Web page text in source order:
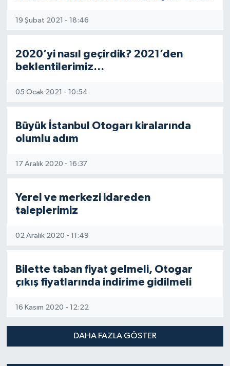
19 Şubat 2021 - 18:46
2020’yi nasıl geçirdik? 2021’den
beklentilerimiz…
05 Ocak 2021 - 10:54
Büyük İstanbul Otogarı kiralarında
olumlu adım
17 Aralık 2020 - 16:37
Yerel ve merkezi idareden
taleplerimiz
02 Aralık 2020 - 11:49
Bilette taban fiyat gelmeli, Otogar
çıkış fiyatlarında indirime gidilmeli
16 Kasım 2020 - 12:22
DAHA FAZLA GÖSTER